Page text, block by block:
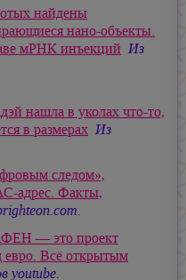
найдены
нано-объекты.
мРНК инъекций Из
нашла в уколах что-то,
в размерах Из
следом»,
адрес. Факты,
— это проект
Всё открытым
youtube.